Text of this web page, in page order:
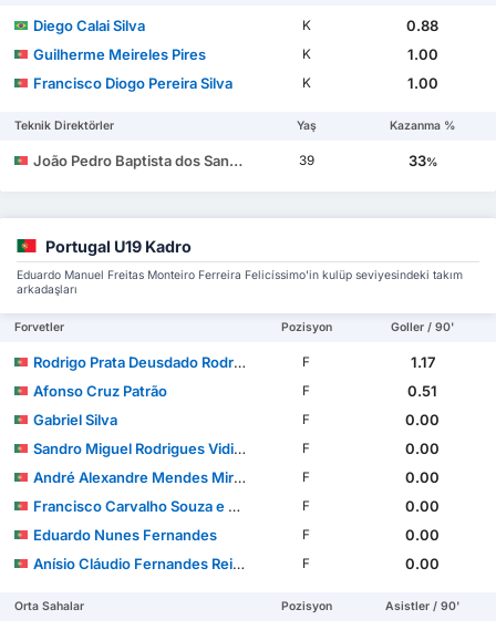
Diego Calai Silva K
0.88
Guilherme Meireles Pires
K
1.00
Francisco Diogo Pereira Silva
K 1.00
Teknik Direktörler Yaş Kazanma %
João Pedro Baptista dos Santos Brito Gião 39 33%
Portugal U19 Kadro
Eduardo Manuel Freitas Monteiro Ferreira Felicíssimo'in kulüp seviyesindeki takım
arkadaşları
Forvetler Pozisyon Goller / 90'
Rodrigo Prata Deusdado Rodrigues F
1.17
Afonso Cruz Patrão
F
0.51
Gabriel Silva
F
0.00
Sandro Miguel Rodrigues Vidigal
F
0.00
André Alexandre Mendes Miranda
F
0.00
Francisco Carvalho Souza e Silva
F
0.00
Eduardo Nunes Fernandes
F
0.00
Anísio Cláudio Fernandes Reis Cabral
F 0.00
Orta Sahalar Pozisyon Asistler / 90'